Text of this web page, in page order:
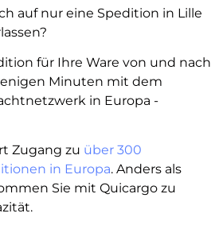
auf nur eine Spedition in Lille
für Ihre Ware von und nach
Minuten mit dem
in Europa -
Zugang zu über 300
in Europa. Anders als
Sie mit Quicargo zu